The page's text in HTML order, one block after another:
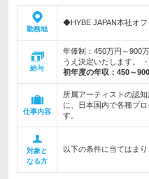
勤務地
◆HYBE JAPAN本社オ
給与
年俸制：450万円～900
うえ決定いたします。
初年度の年収： 450～
仕事内容
所属アーティストの認
に、日本国内で各種プ
す。
対象と
なる方
以下の条件に当てはま